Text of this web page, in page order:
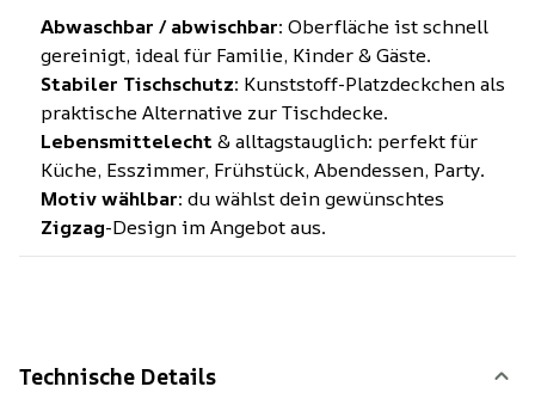
Abwaschbar / abwischbar: Oberfläche ist schnell
gereinigt, ideal für Familie, Kinder & Gäste.
Stabiler Tischschutz: Kunststoff-Platzdeckchen als
praktische Alternative zur Tischdecke.
Lebensmittelecht & alltagstauglich: perfekt für
Küche, Esszimmer, Frühstück, Abendessen, Party.
Motiv wählbar: du wählst dein gewünschtes
Zigzag-Design im Angebot aus.
Technische Details